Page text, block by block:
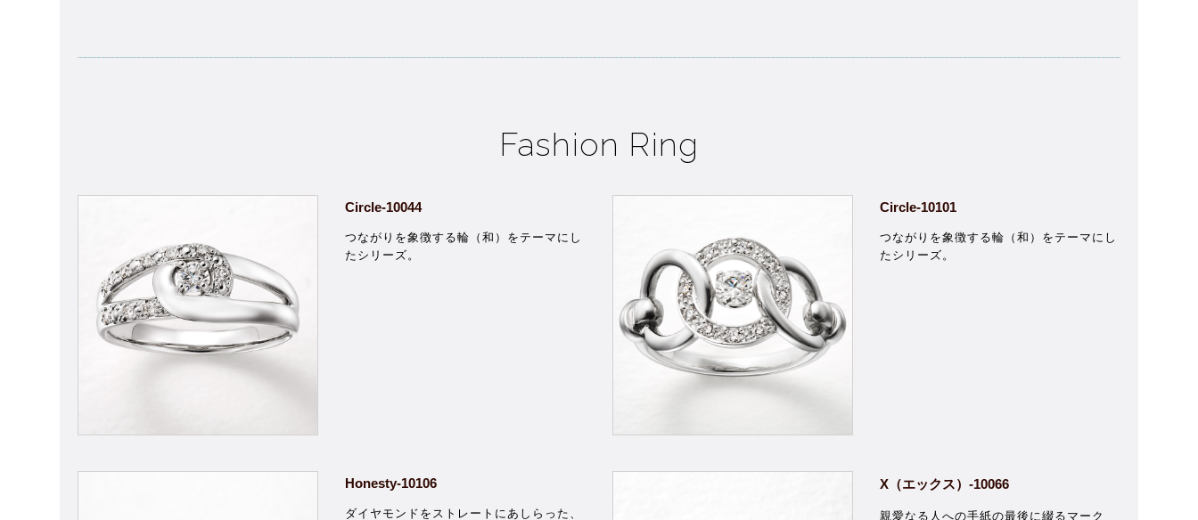
Fashion Ring
Circle-10044
つながりを象徴する輪（和）をテーマにし
たシリーズ。
Circle-10101
つながりを象徴する輪（和）をテーマにし
たシリーズ。
Honesty-10106
ダイヤモンドをストレートにあしらった、
X（エックス）-10066
親愛なる人への手紙の最後に綴るマーク